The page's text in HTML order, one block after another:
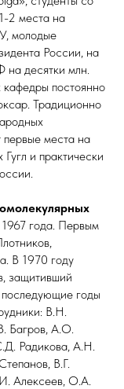
2 места на
молодые
России, на
десятки млн.
постоянно
Традиционно
места на
и практически
года. Первым
В 1970 году
защитивший
годы
В.Н.
Багров, А.О.
Радикова, А.Н.
В.Г.
Алексеев, О.А.